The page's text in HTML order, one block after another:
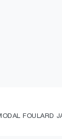
FOULARD